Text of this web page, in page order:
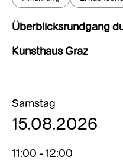
Überblicksrundgang
Kunsthaus Graz
Samstag
15.08.2026
11:00 - 12:00